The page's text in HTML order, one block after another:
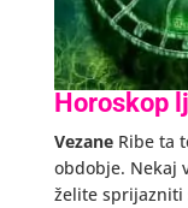
Horoskop
VezaneRibe ta
obdobje. Nekaj
želite sprijazniti